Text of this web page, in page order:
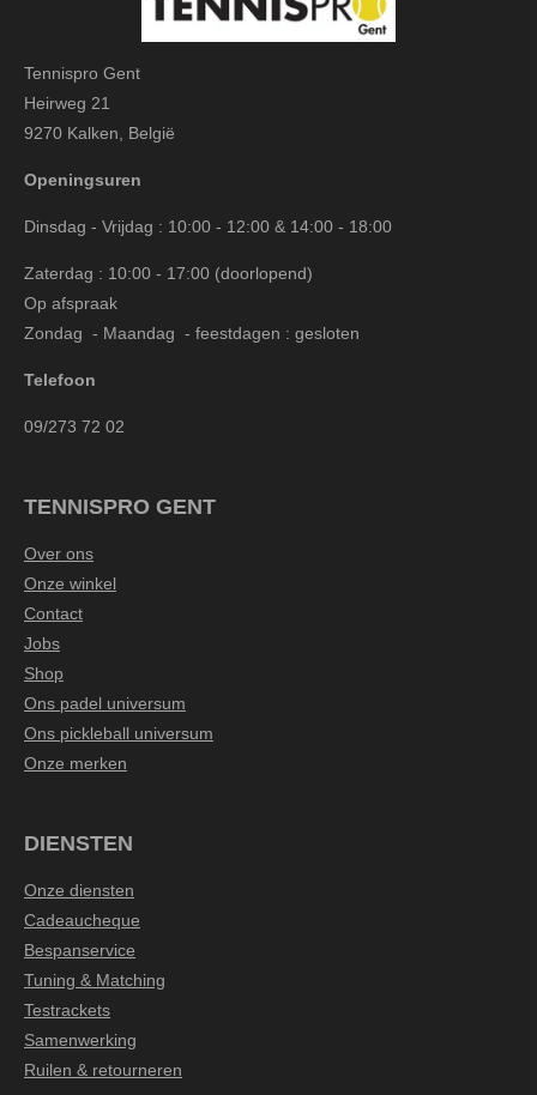
Tennispro Gent
Heirweg 21
9270 Kalken, België
Openingsuren
Dinsdag - Vrijdag : 10:00 - 12:00 & 14:00 - 18:00
Zaterdag : 10:00 - 17:00 (doorlopend)
Op afspraak
Zondag - Maandag - feestdagen : gesloten
Telefoon
09/273 72 02
TENNISPRO GENT
Over ons
Onze winkel
Contact
Jobs
Shop
Ons padel universum
Ons pickleball universum
Onze merken
DIENSTEN
Onze diensten
Cadeaucheque
Bespanservice
Tuning & Matching
Testrackets
Samenwerking
Ruilen & retourneren